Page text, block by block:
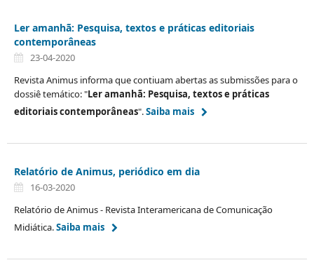
Ler amanhã: Pesquisa, textos e práticas editoriais
contemporâneas
23-04-2020
Revista Animus informa que contiuam abertas as submissões para o
dossiê temático: "Ler amanhã: Pesquisa, textos e práticas
editoriais contemporâneas".Saiba mais
Relatório de Animus, periódico em dia
16-03-2020
Relatório de Animus - Revista Interamericana de Comunicação
Midiática.Saiba mais